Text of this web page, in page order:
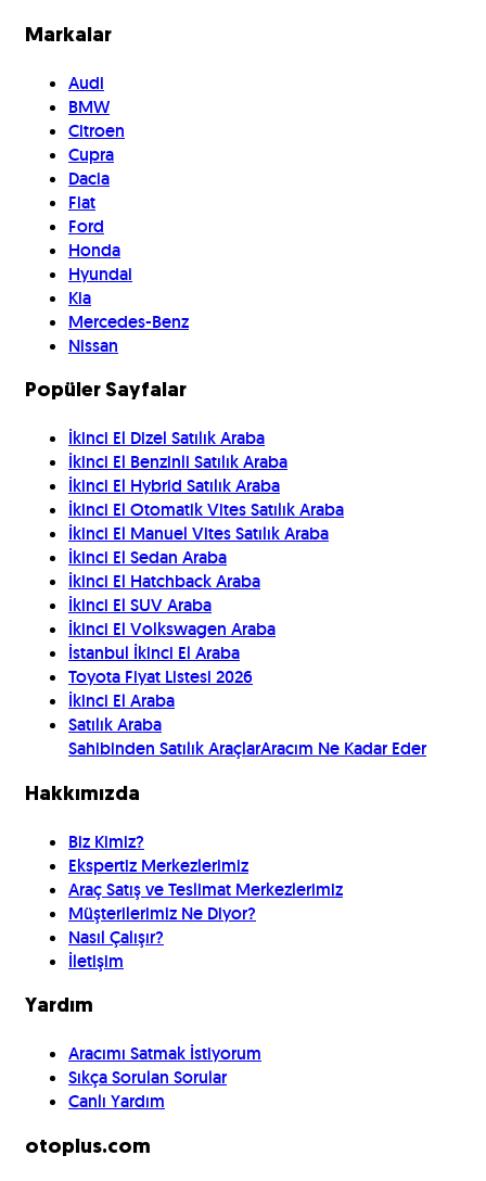
Markalar
Audi
BMW
Citroen
Cupra
Dacia
Fiat
Ford
Honda
Hyundai
Kia
Mercedes-Benz
Nissan
Popüler Sayfalar
İkinci El Dizel Satılık Araba
İkinci El Benzinli Satılık Araba
İkinci El Hybrid Satılık Araba
İkinci El Otomatik Vites Satılık Araba
İkinci El Manuel Vites Satılık Araba
İkinci El Sedan Araba
İkinci El Hatchback Araba
İkinci El SUV Araba
İkinci El Volkswagen Araba
İstanbul İkinci El Araba
Toyota Fiyat Listesi 2026
İkinci El Araba
Satılık Araba
Sahibinden Satılık AraçlarAracım Ne Kadar Eder
Hakkımızda
Biz Kimiz?
Ekspertiz Merkezlerimiz
Araç Satış ve Teslimat Merkezlerimiz
Müşterilerimiz Ne Diyor?
Nasıl Çalışır?
İletişim
Yardım
Aracımı Satmak İstiyorum
Sıkça Sorulan Sorular
Canlı Yardım
otoplus.com